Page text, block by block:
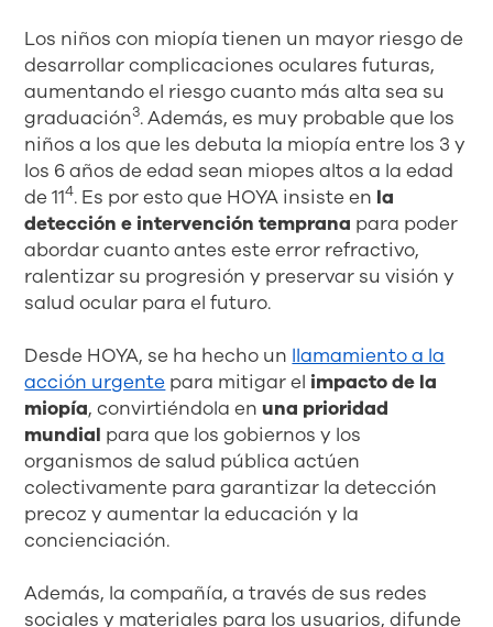
Los niños con miopía tienen un mayor riesgo de
desarrollar complicaciones oculares futuras,
aumentando el riesgo cuanto más alta sea su
graduación3. Además, es muy probable que los
niños a los que les debuta la miopía entre los 3 y
los 6 años de edad sean miopes altos a la edad
de 114. Es por esto que HOYA insiste en la
detección e intervención temprana para poder
abordar cuanto antes este error refractivo,
ralentizar su progresión y preservar su visión y
salud ocular para el futuro.
Desde HOYA, se ha hecho un llamamiento a la
acción urgente para mitigar el impacto de la
miopía, convirtiéndola enuna prioridad
mundial para que los gobiernos y los
organismos de salud pública actúen
colectivamente para garantizar la detección
precoz y aumentar la educación y la
concienciación.
Además, la compañía, a través de sus redes
sociales y materiales para los usuarios, difunde